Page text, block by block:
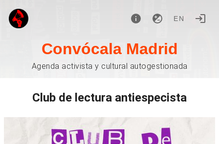
EN
Convócala Madrid
Agenda activista y cultural autogestionada
Club de lectura antiespecista